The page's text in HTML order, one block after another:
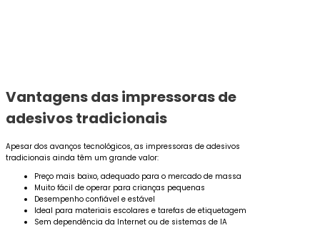
Vantagens das impressoras de
adesivos tradicionais
Apesar dos avanços tecnológicos, as impressoras de adesivos
tradicionais ainda têm um grande valor:
Preço mais baixo, adequado para o mercado de massa
Muito fácil de operar para crianças pequenas
Desempenho confiável e estável
Ideal para materiais escolares e tarefas de etiquetagem
Sem dependência da Internet ou de sistemas de IA